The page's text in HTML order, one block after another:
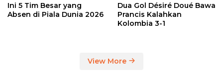
Ini 5 Tim Besar yang
Absen di Piala Dunia 2026
Dua Gol Désiré Doué Bawa
Prancis Kalahkan
Kolombia 3-1
View More